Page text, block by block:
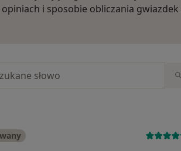
i sposobie obliczania gwiazdek
opiniach